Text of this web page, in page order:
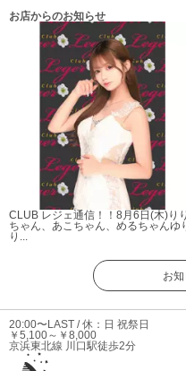
お店からのお知らせ
CLUB レジェ通信！！ 8月6日(木)り
ちゃん、あこちゃん、めるちゃんゆ
り...
お
20:00〜LAST / 休：日 祝祭日
￥5,100～￥8,000
京浜東北線 川口駅徒歩2分